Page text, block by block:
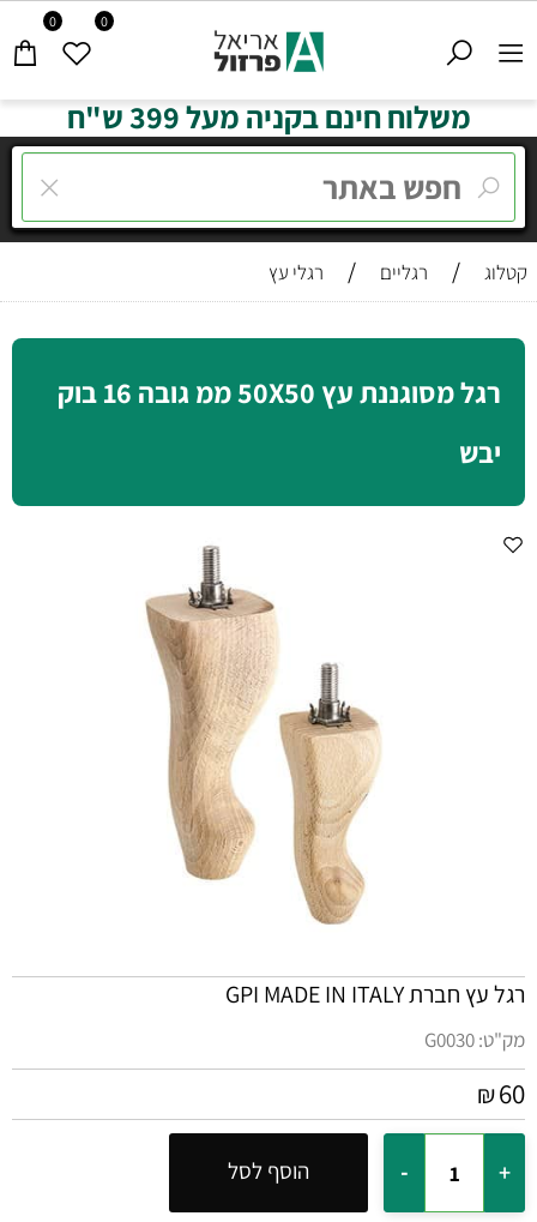
0 0
משלוח חינם בקניה מעל 399 ש"ח
קטלוג / רגליים / רגלי עץ
רגל מסוגננת עץ 50X50 ממ גובה 16 בוק
יבש
רגל עץ חברת GPI MADE IN ITALY
מק"ט:G0030
₪60
הוסף לסל